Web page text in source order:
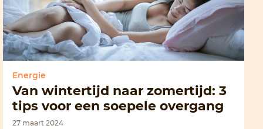
Energie
Van wintertijd naar zomertijd: 3
tips voor een soepele overgang
27 maart 2024